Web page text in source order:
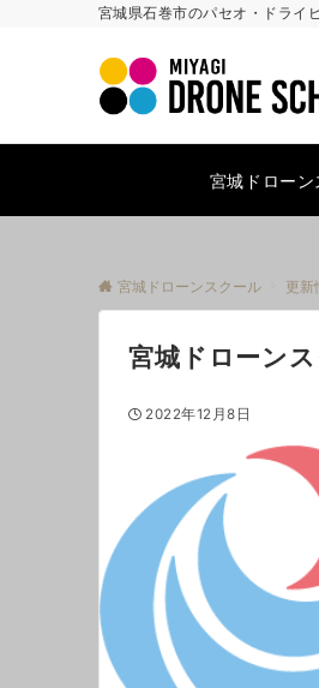
宮城県石巻市のパセオ・ドライ
宮城ドロー
宮城ドローンスクール 更新
宮城ドローン
2022年12月8日